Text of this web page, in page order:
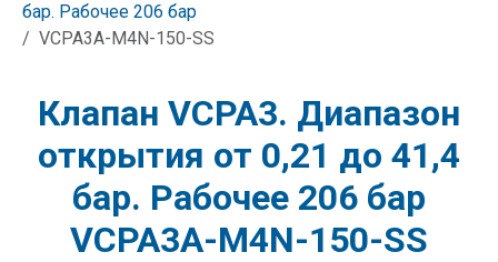
бар. Рабочее 206 бар
VCPA3A-M4N-150-SS
Клапан VCPA3. Диапазон
открытия от 0,21 до 41,4
бар. Рабочее 206 бар
VCPA3A-M4N-150-SS